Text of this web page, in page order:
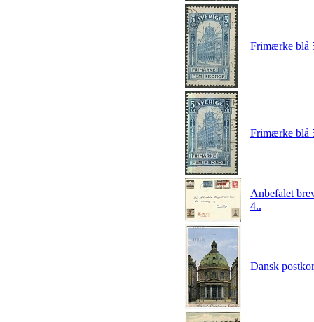
Frimærke blå
Frimærke blå
Anbefalet
4..
Dansk